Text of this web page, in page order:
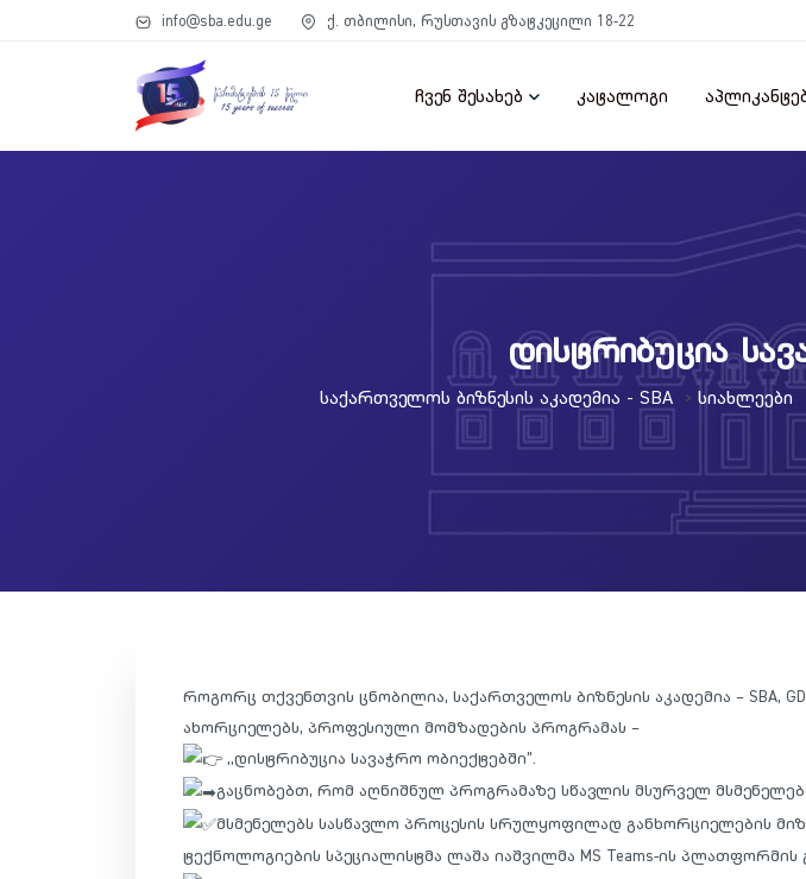
info@sba.edu.ge ქ. თბილისი, რუსთავის გზატკეცილი 18-22
ჩვენ შესახებ კატალოგი
დისტრიბუცია
Საქართველოს Ბიზნესის Აკადემია - SBA > Სიახლეები
როგორც თქვენთვის ცნობილია, საქართველოს ბიზნესის აკადემია – SBA,
ახორციელებს, პროფესიული მომზადების პროგრამას –
,,დისტრიბუცია სავაჭრო ობიექტებში”.
გაცნობებთ, რომ აღნიშნულ პროგრამაზე სწავლის მსურველ
მსმენელებს სასწავლო პროცესის სრულყოფილად განხორციელების
ტექნოლოგიების სპეციალისტმა ლაშა იაშვილმა MS Teams-ის პლათფორმის